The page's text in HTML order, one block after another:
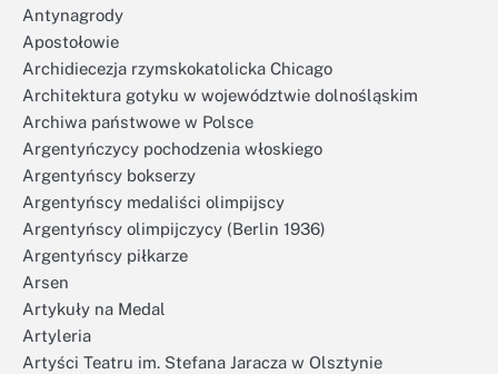
Antynagrody
Apostołowie
Archidiecezja rzymskokatolicka Chicago
Architektura gotyku w województwie dolnośląskim
Archiwa państwowe w Polsce
Argentyńczycy pochodzenia włoskiego
Argentyńscy bokserzy
Argentyńscy medaliści olimpijscy
Argentyńscy olimpijczycy (Berlin 1936)
Argentyńscy piłkarze
Arsen
Artykuły na Medal
Artyleria
Artyści Teatru im. Stefana Jaracza w Olsztynie